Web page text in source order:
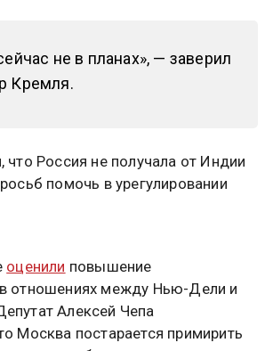
не в планах», — заверил
Кремля.
что Россия не получала от Индии
помочь в урегулировании
оценили повышение
отношениях между Нью-Дели и
Алексей Чепа
Москва постарается примирить